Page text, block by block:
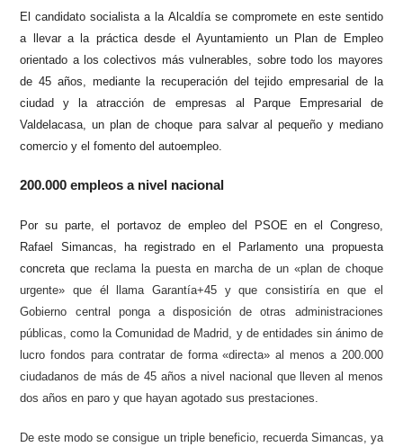
El candidato socialista a la Alcaldía se compromete en este sentido
a llevar a la práctica desde el Ayuntamiento un Plan de Empleo
orientado a los colectivos más vulnerables, sobre todo los mayores
de 45 años, mediante la recuperación del tejido empresarial de la
ciudad y la atracción de empresas al Parque Empresarial de
Valdelacasa, un plan de choque para salvar al pequeño y mediano
comercio y el fomento del autoempleo.
200.000 empleos a nivel nacional
Por su parte, el portavoz de empleo del PSOE en el Congreso,
Rafael Simancas, ha registrado en el Parlamento una propuesta
concreta quereclama la puesta en marcha de un «plan de choque
urgente» que él llama Garantía+45 y que consistiría en que el
Gobierno central ponga a disposición de otras administraciones
públicas, como la Comunidad de Madrid, y de entidades sin ánimo de
lucro fondos para contratar de forma «directa» al menos a 200.000
ciudadanos de más de 45 años a nivel nacional que lleven al menos
dos años en paro y que hayan agotado sus prestaciones.
De este modo se consigue un triple beneficio, recuerda Simancas, ya